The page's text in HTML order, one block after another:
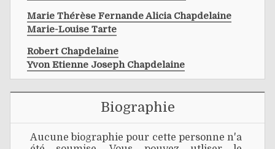
Marie Thérèse Fernande Alicia Chapdelaine
Marie-Louise Tarte
Robert Chapdelaine
Yvon Etienne Joseph Chapdelaine
Biographie
Aucune biographie pour cette personne n'a